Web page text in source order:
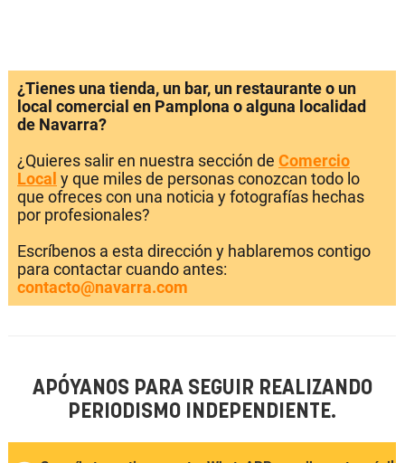
¿Tienes una tienda, un bar, un restaurante o un
local comercial en Pamplona o alguna localidad
de Navarra?
¿Quieres salir en nuestra sección de Comercio
Local y que miles de personas conozcan todo lo
que ofreces con una noticia y fotografías hechas
por profesionales?
Escríbenos a esta dirección y hablaremos contigo
para contactar cuando antes:
contacto@navarra.com
APÓYANOS PARA SEGUIR REALIZANDO
PERIODISMO INDEPENDIENTE.